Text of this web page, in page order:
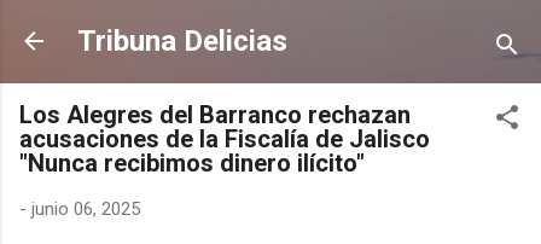
Ir al contenido principal
Tribuna Delicias
Los Alegres del Barranco rechazan
acusaciones de la Fiscalía de Jalisco
"Nunca recibimos dinero ilícito"
- junio 06, 2025